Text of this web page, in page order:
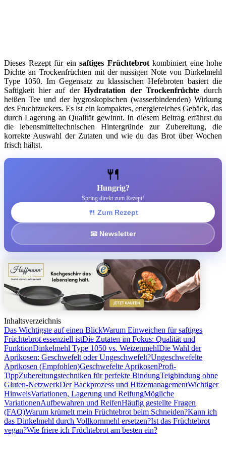
Dieses Rezept für ein saftiges Früchtebrotkombiniert eine hohe
Dichte an Trockenfrüchten mit der nussigen Note von Dinkelmehl
Type 1050. Im Gegensatz zu klassischen Hefebroten basiert die
Saftigkeit hier auf derHydratation der Trockenfrüchte durch
heißen Tee und der hygroskopischen (wasserbindenden) Wirkung
des Fruchtzuckers. Es ist ein kompaktes, energiereiches Gebäck, das
durch Lagerung an Qualität gewinnt. In diesem Beitrag erfährst du
die lebensmitteltechnischen Hintergründe zur Zubereitung, die
korrekte Auswahl der Zutaten und wie du das Brot über Wochen
frisch hältst.
🍴
Hungrig?
Spring direkt zum Rezept!
🍴 Zum Rezept
📧 Newsletter
Inhaltsverzeichnis
Das Wichtigste auf einen BlickWarum Einweichen für saftiges
Früchtebrot essenziell istDie Zutaten im Fokus: Qualität und
FunktionDinkelmehl Type 1050 vs. WeizenmehlDie Wahl der
Aprikosen: Geschwefelt oder Ungeschwefelt?Ungeschwefelte
Aprikosen (Empfohlen)Geschwefelte AprikosenProfi-
TippZubereitungstechniken für perfekte BindungTeigbindung ohne
Gluten-NetzwerkDer Backprozess und HitzemanagementWichtiger
HinweisVariationen, Lagerung und ReifungMögliche
VariationenAufbewahren und ReifenHäufig gestellte Fragen
(FAQ)Warum krümelt mein Früchtebrot beim Schneiden?Kann ich
das Dinkelmehl durch Vollkornmehl ersetzen?Ist das Früchtebrot
vegan?Wie friere ich Früchtebrot am besten ein?